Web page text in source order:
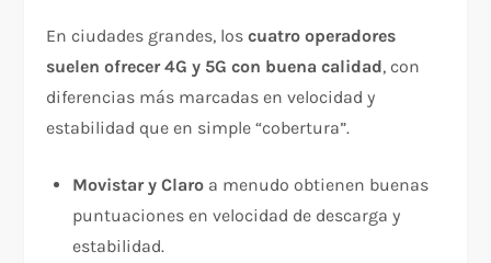
En ciudades grandes, loscuatro operadores
suelen ofrecer 4G y 5G con buena calidad, con
diferencias más marcadas en velocidad y
estabilidad que en simple “cobertura”.
Movistar y Claro a menudo obtienen buenas
puntuaciones en velocidad de descarga y
estabilidad.